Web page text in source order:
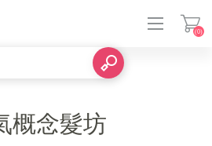
(0)
概念髮坊